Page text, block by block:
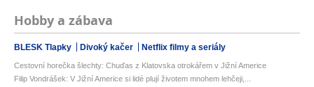
Hobby a zábava
BLESK Tlapky Divoký kačer Netflix filmy a seriály
Cestovní horečka šlechty: Chuďas z Klatovska otrokářem v Jižní Americe
Filip Vondrášek: V Jižní Americe si lidé plují životem mnohem lehčeji,...